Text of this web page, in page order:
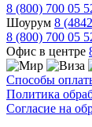
8 (800) 700 05
Шоурум 8
8 (800) 700 05
Офис в центре
Способы
Политика
Согласие на